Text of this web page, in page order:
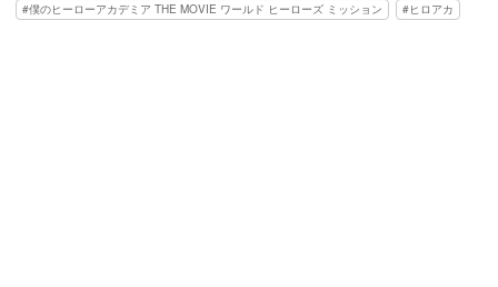
僕のヒーローアカデミア THE MOVIE ワールド ヒーローズ ミッション
ヒロアカ